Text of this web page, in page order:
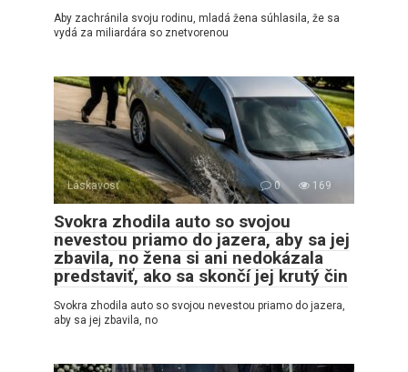
Aby zachránila svoju rodinu, mladá žena súhlasila, že sa
vydá za miliardára so znetvorenou
Láskavosť 0 169
Svokra zhodila auto so svojou
nevestou priamo do jazera, aby sa jej
zbavila, no žena si ani nedokázala
predstaviť, ako sa skončí jej krutý čin
Svokra zhodila auto so svojou nevestou priamo do jazera,
aby sa jej zbavila, no